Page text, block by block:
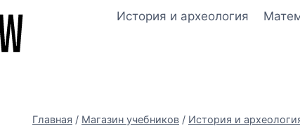
История и археология
Главная / Магазин учебников / История и